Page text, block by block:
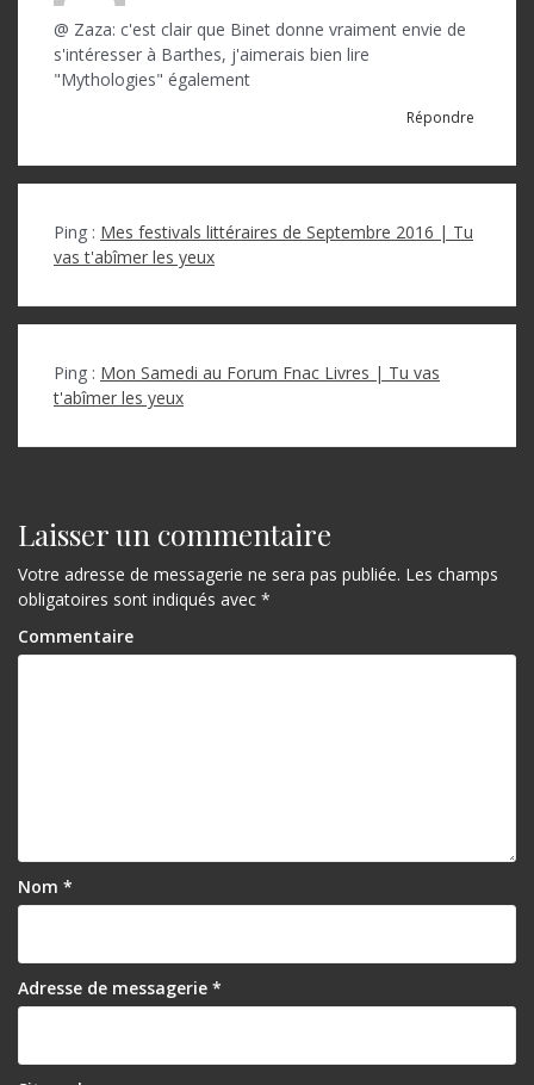
@ Zaza: c'est clair que Binet donne vraiment envie de
s'intéresser à Barthes, j'aimerais bien lire
"Mythologies" également
Répondre
Ping : Mes festivals littéraires de Septembre 2016 | Tu
vas t'abîmer les yeux
Ping : Mon Samedi au Forum Fnac Livres | Tu vas
t'abîmer les yeux
Laisser un commentaire
Votre adresse de messagerie ne sera pas publiée. Les champs
obligatoires sont indiqués avec *
Commentaire
Nom *
Adresse de messagerie *